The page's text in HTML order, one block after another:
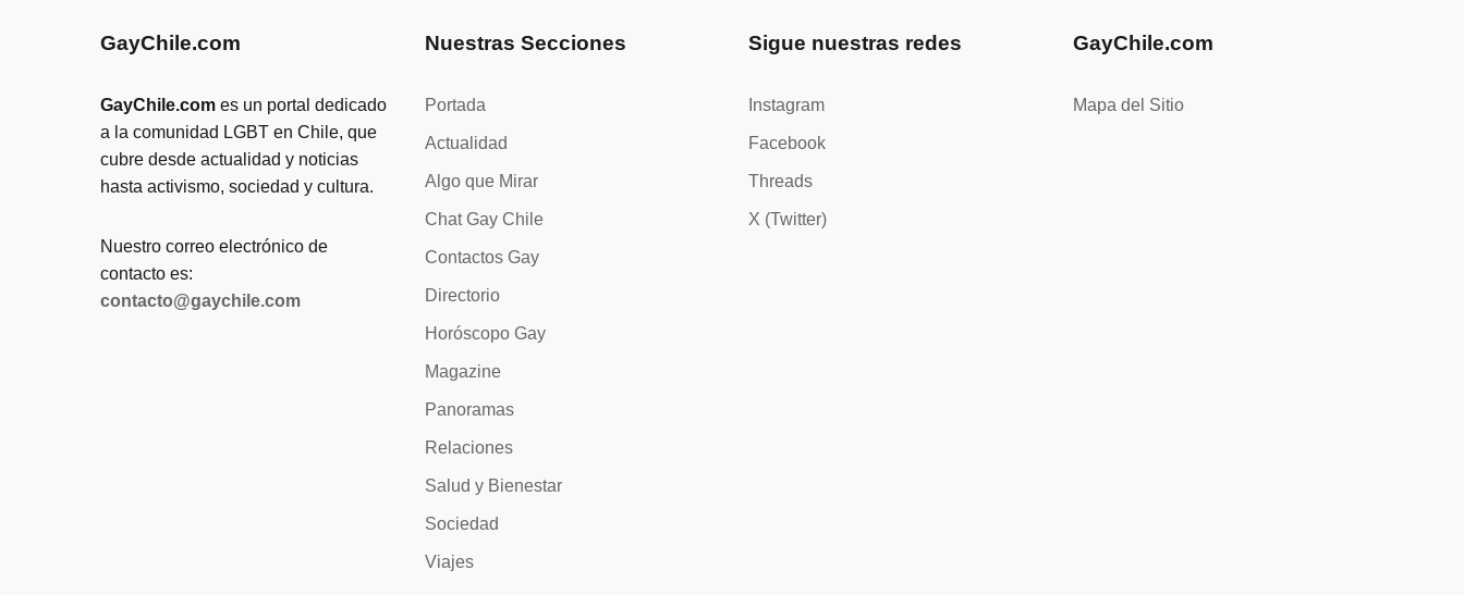
GayChile.com
GayChile.com es un portal dedicado
a la comunidad LGBT en Chile, que
cubre desde actualidad y noticias
hasta activismo, sociedad y cultura.
Nuestro correo electrónico de
contacto es:
contacto@gaychile.com
Nuestras Secciones
Portada
Actualidad
Algo que Mirar
Chat Gay Chile
Contactos Gay
Directorio
Horóscopo Gay
Magazine
Panoramas
Relaciones
Salud y Bienestar
Sociedad
Viajes
Sigue nuestras redes
Instagram
Facebook
Threads
X (Twitter)
GayChile.com
Mapa del Sitio